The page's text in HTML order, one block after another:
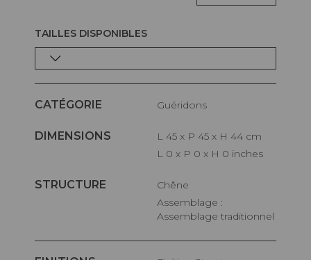
TAILLES DISPONIBLES
CATÉGORIE Guéridons
DIMENSIONS
L 45 x P 45 x H 44 cm
L 0 x P 0 x H 0 inches
STRUCTURE
Chêne
Assemblage :
Assemblage traditionnel